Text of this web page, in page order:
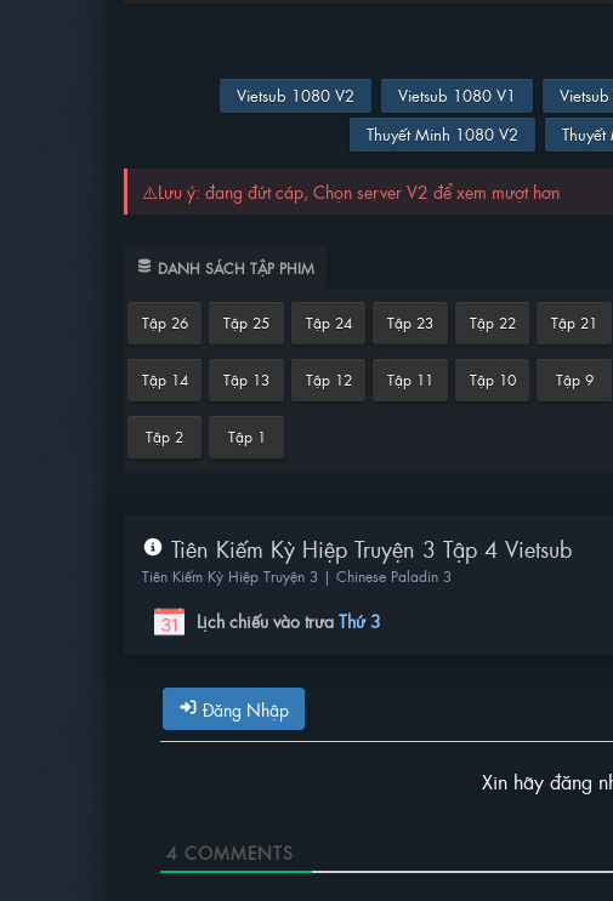
Vietsub 1080 V2 Vietsub 1080 V1
Thuyết Minh 1080 V2
Thuyết
⚠️Lưu ý: đang đứt cáp, Chọn server V2 để xem mượt hơn
DANH SÁCH TẬP PHIM
Tập 26 Tập 25 Tập 24 Tập 23 Tập 22 Tập 21
Tập 14 Tập 13 Tập 12 Tập 11 Tập 10 Tập 9
Tập 2 Tập 1
Tiên Kiếm Kỳ Hiệp Truyện 3 Tập 4 Vietsub
Tiên Kiếm Kỳ Hiệp Truyện 3 | Chinese Paladin 3
Lịch chiếu vào trưa Thứ 3
Đăng Nhập
Xin hãy đăng
4 COMMENTS